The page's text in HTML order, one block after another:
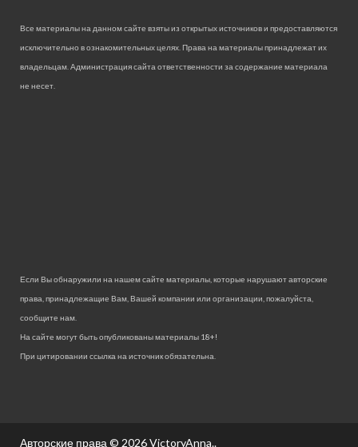
Все материалы на данном сайте взяты из открытых источников и предоставляются
исключительно в ознакомительных целях. Права на материалы принадлежат их
владельцам. Администрация сайта ответственности за содержание материала
не несет.
Если Вы обнаружили на нашем сайте материалы, которые нарушают авторские
права, принадлежащие Вам, Вашей компании или организации, пожалуйста,
сообщите нам.
На сайте могут быть опубликованы материалы 18+!
При цитировании ссылка на источник обязательна.
Авторские права © 2026VictoryAnna..